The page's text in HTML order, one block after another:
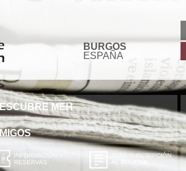
BURGOS
ESPAÑA
MEH
INFORMACIÓN Y
RESERVAS
PARA SUSCRIPCIÓN
AL BOLETÍN